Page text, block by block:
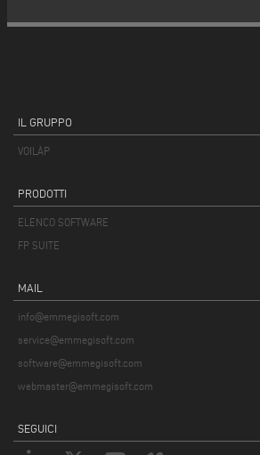
IL GRUPPO
VOILÀP
PRODOTTI
ELENCO SOFTWARE
FP SUITE
MAIL
info@emmegisoft.com
service@emmegisoft.com
software@emmegisoft.com
webmaster@emmegisoft.com
SEGUICI